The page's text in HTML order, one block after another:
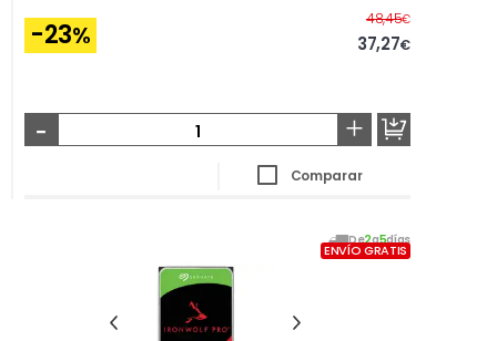
-23%
48,45€Antes
37,27€
- +
Comparar
De2a5días
ENVÍO GRATIS